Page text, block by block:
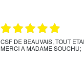
Pour un achat de résidence
fonctionnaires m'a